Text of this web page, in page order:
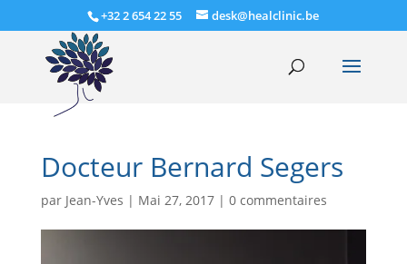
+32 2 654 22 55 desk@healclinic.be
Docteur Bernard Segers
par Jean-Yves | Mai 27, 2017| 0 commentaires